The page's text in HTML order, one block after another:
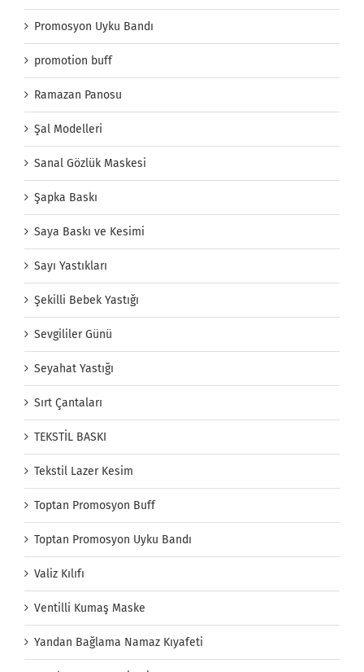
Promosyon Uyku Bandı
promotion buff
Ramazan Panosu
Şal Modelleri
Sanal Gözlük Maskesi
Şapka Baskı
Saya Baskı ve Kesimi
Sayı Yastıkları
Şekilli Bebek Yastığı
Sevgililer Günü
Seyahat Yastığı
Sırt Çantaları
TEKSTİL BASKI
Tekstil Lazer Kesim
Toptan Promosyon Buff
Toptan Promosyon Uyku Bandı
Valiz Kılıfı
Ventilli Kumaş Maske
Yandan Bağlama Namaz Kıyafeti